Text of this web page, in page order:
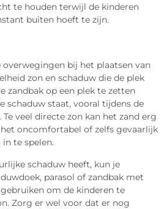
te houden terwijl de kinderen
buiten hoeft te zijn.
overwegingen bij het plaatsen van
zon en schaduw die de plek
zandbak op een plek te zetten
schaduw staat, vooral tijdens de
veel directe zon kan het zand erg
oncomfortabel of zelfs gevaarlijk
te spelen.
schaduw heeft, kun je
parasol of zandbak met
om de kinderen te
Zorg er wel voor dat er nog